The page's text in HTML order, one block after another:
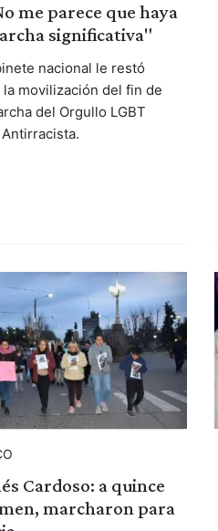
me parece que haya
significativa"
nacional le restó
movilización del fin de
del Orgullo LGBT
Cardoso: a quince
marcharon para